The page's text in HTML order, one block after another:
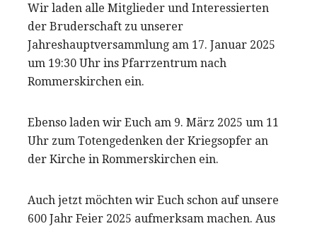
Wir laden alle Mitglieder und Interessierten
der Bruderschaft zu unserer
Jahreshauptversammlung am 17. Januar 2025
um 19:30 Uhr ins Pfarrzentrum nach
Rommerskirchen ein.
Ebenso laden wir Euch am 9. März 2025 um 11
Uhr zum Totengedenken der Kriegsopfer an
der Kirche in Rommerskirchen ein.
Auch jetzt möchten wir Euch schon auf unsere
600 Jahr Feier 2025 aufmerksam machen. Aus